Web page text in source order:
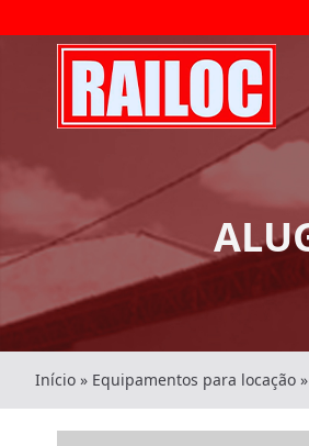
Início » Equipamentos para locação »